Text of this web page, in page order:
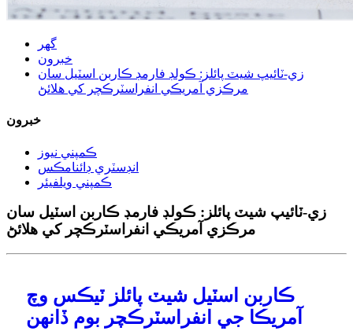
گھر
خبرون
زي-ٽائيپ شيٽ پائلز: ڪولڊ فارمڊ ڪاربن اسٽيل سان
مرڪزي آمريڪي انفراسٽرڪچر کي هلائڻ
خبرون
ڪمپني نيوز
انڊسٽري ڊائنامڪس
ڪمپني ويلفيئر
زي-ٽائيپ شيٽ پائلز: ڪولڊ فارمڊ ڪاربن اسٽيل سان
مرڪزي آمريڪي انفراسٽرڪچر کي هلائڻ
ڪاربن اسٽيل شيٽ پائلز ٽيڪس وچ
آمريڪا جي انفراسٽرڪچر بوم ڏانهن